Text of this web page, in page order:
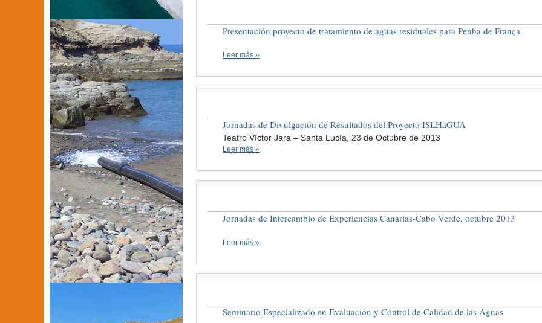
Presentación proyecto de tratamiento de aguas residuales para Penha de França
Leer más »
Jornadas de Divulgación de Resultados del Proyecto ISLHáGUA
Teatro Víctor Jara – Santa Lucía, 23 de Octubre de 2013
Leer más »
Jornadas de Intercambio de Experiencias Canarias-Cabo Verde, octubre 2013
Leer más »
Seminario Especializado en Evaluación y Control de Calidad de las Aguas